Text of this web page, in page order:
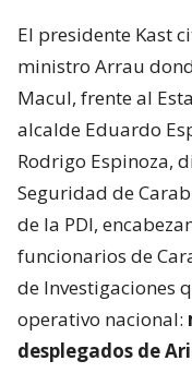
El presidente Kast
ministro Arrau
Macul, frente al
alcalde Eduardo
Rodrigo Espinoza,
Seguridad de
de la PDI,
funcionarios de
de Investigaciones
operativo nacional:
desplegados de